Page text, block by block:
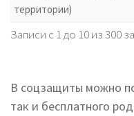
территории)
Записи с 1 до 10 из 300
В соцзащиты можно
так и бесплатного